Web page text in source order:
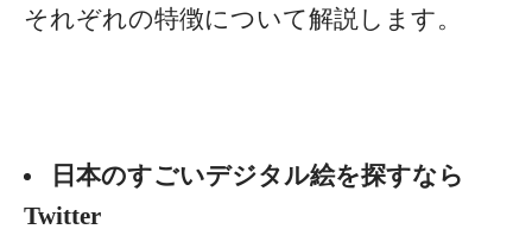
それぞれの特徴について解説します。
日本のすごいデジタル絵を探すなら
Twitter